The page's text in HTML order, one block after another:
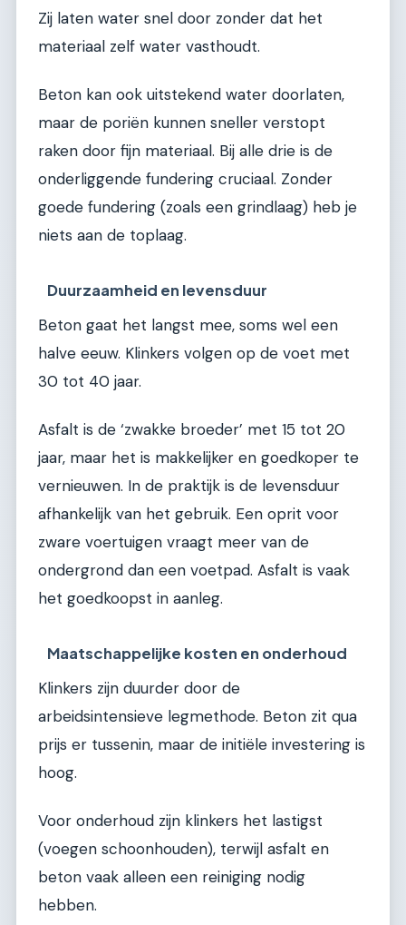
Zij laten water snel door zonder dat het
materiaal zelf water vasthoudt.
Beton kan ook uitstekend water doorlaten,
maar de poriën kunnen sneller verstopt
raken door fijn materiaal. Bij alle drie is de
onderliggende fundering cruciaal. Zonder
goede fundering (zoals een grindlaag) heb je
niets aan de toplaag.
Duurzaamheid en levensduur
Beton gaat het langst mee, soms wel een
halve eeuw. Klinkers volgen op de voet met
30 tot 40 jaar.
Asfalt is de ‘zwakke broeder’ met 15 tot 20
jaar, maar het is makkelijker en goedkoper te
vernieuwen. In de praktijk is de levensduur
afhankelijk van het gebruik. Een oprit voor
zware voertuigen vraagt meer van de
ondergrond dan een voetpad. Asfalt is vaak
het goedkoopst in aanleg.
Maatschappelijke kosten en onderhoud
Klinkers zijn duurder door de
arbeidsintensieve legmethode. Beton zit qua
prijs er tussenin, maar de initiële investering is
hoog.
Voor onderhoud zijn klinkers het lastigst
(voegen schoonhouden), terwijl asfalt en
beton vaak alleen een reiniging nodig
hebben.